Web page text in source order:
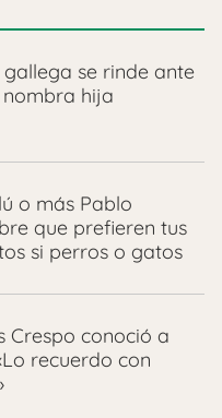
se rinde ante
hija
o más Pablo
que prefieren tus
si perros o gatos
Crespo conoció a
recuerdo con